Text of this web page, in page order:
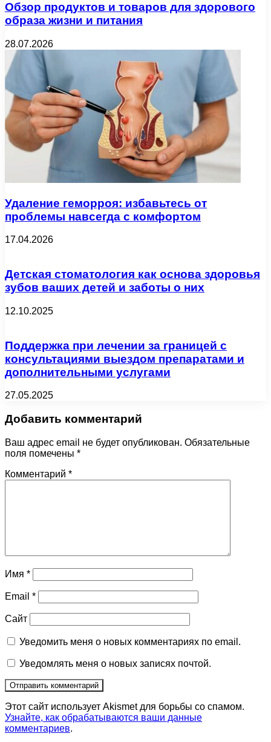
Обзор продуктов и товаров для здорового
образа жизни и питания
28.07.2026
Удаление геморроя: избавьтесь от
проблемы навсегда с комфортом
17.04.2026
Детская стоматология как основа здоровья
зубов ваших детей и заботы о них
12.10.2025
Поддержка при лечении за границей с
консультациями выездом препаратами и
дополнительными услугами
27.05.2025
Добавить комментарий
Ваш адрес email не будет опубликован. Обязательные
поля помечены *
Комментарий *
Имя *
Email *
Сайт
Уведомить меня о новых комментариях по email.
Уведомлять меня о новых записях почтой.
Этот сайт использует Akismet для борьбы со спамом.
Узнайте, как обрабатываются ваши данные
комментариев.